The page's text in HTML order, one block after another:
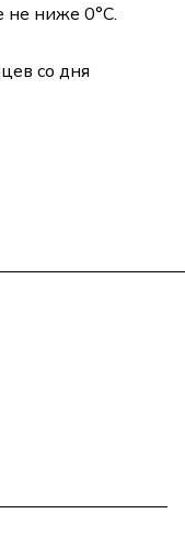
не ниже 0°С.
со дня